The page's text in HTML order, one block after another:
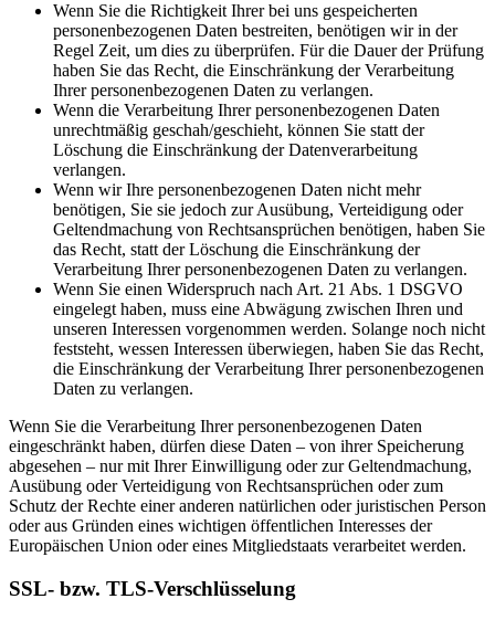
Wenn Sie die Richtigkeit Ihrer bei uns gespeicherten
personenbezogenen Daten bestreiten, benötigen wir in der
Regel Zeit, um dies zu überprüfen. Für die Dauer der Prüfung
haben Sie das Recht, die Einschränkung der Verarbeitung
Ihrer personenbezogenen Daten zu verlangen.
Wenn die Verarbeitung Ihrer personenbezogenen Daten
unrechtmäßig geschah/geschieht, können Sie statt der
Löschung die Einschränkung der Datenverarbeitung
verlangen.
Wenn wir Ihre personenbezogenen Daten nicht mehr
benötigen, Sie sie jedoch zur Ausübung, Verteidigung oder
Geltendmachung von Rechtsansprüchen benötigen, haben Sie
das Recht, statt der Löschung die Einschränkung der
Verarbeitung Ihrer personenbezogenen Daten zu verlangen.
Wenn Sie einen Widerspruch nach Art. 21 Abs. 1 DSGVO
eingelegt haben, muss eine Abwägung zwischen Ihren und
unseren Interessen vorgenommen werden. Solange noch nicht
feststeht, wessen Interessen überwiegen, haben Sie das Recht,
die Einschränkung der Verarbeitung Ihrer personenbezogenen
Daten zu verlangen.
Wenn Sie die Verarbeitung Ihrer personenbezogenen Daten
eingeschränkt haben, dürfen diese Daten – von ihrer Speicherung
abgesehen – nur mit Ihrer Einwilligung oder zur Geltendmachung,
Ausübung oder Verteidigung von Rechtsansprüchen oder zum
Schutz der Rechte einer anderen natürlichen oder juristischen Person
oder aus Gründen eines wichtigen öffentlichen Interesses der
Europäischen Union oder eines Mitgliedstaats verarbeitet werden.
SSL- bzw. TLS-Verschlüsselung